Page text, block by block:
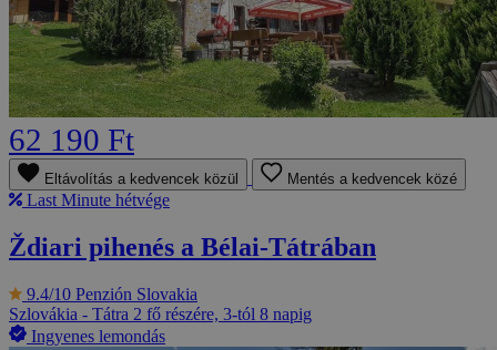
62 190 Ft
Eltávolítás a kedvencek közül Mentés a kedvencek közé
Last Minute hétvége
Ždiari pihenés a Bélai-Tátrában
9.4/10 Penzión Slovakia
Szlovákia - Tátra 2 fő részére, 3-tól 8 napig
Ingyenes lemondás